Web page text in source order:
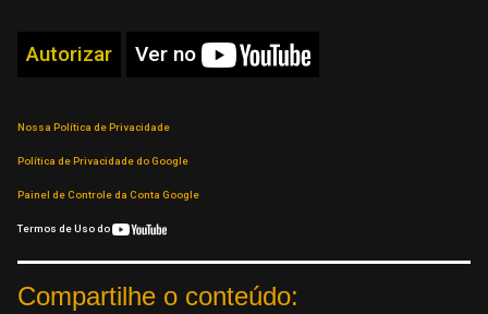
Autorizar Ver no
Nossa Política de Privacidade
Política de Privacidade do Google
Painel de Controle da Conta Google
Termos de Uso do
Compartilhe o conteúdo: